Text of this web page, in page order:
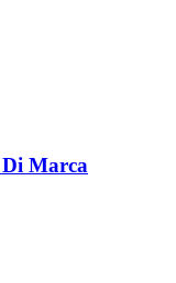
Marca